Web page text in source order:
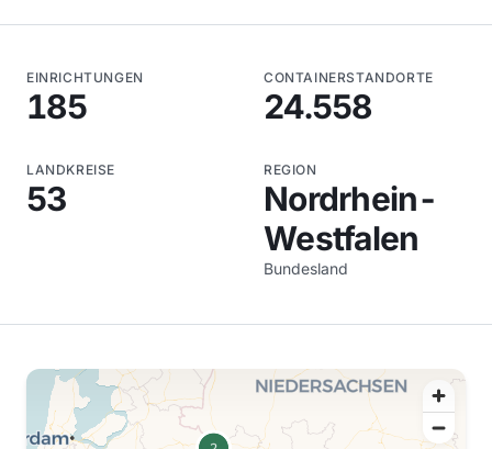
EINRICHTUNGEN
185
CONTAINERSTANDORTE
24.558
LANDKREISE
53
REGION
Nordrhein-
Westfalen
Bundesland